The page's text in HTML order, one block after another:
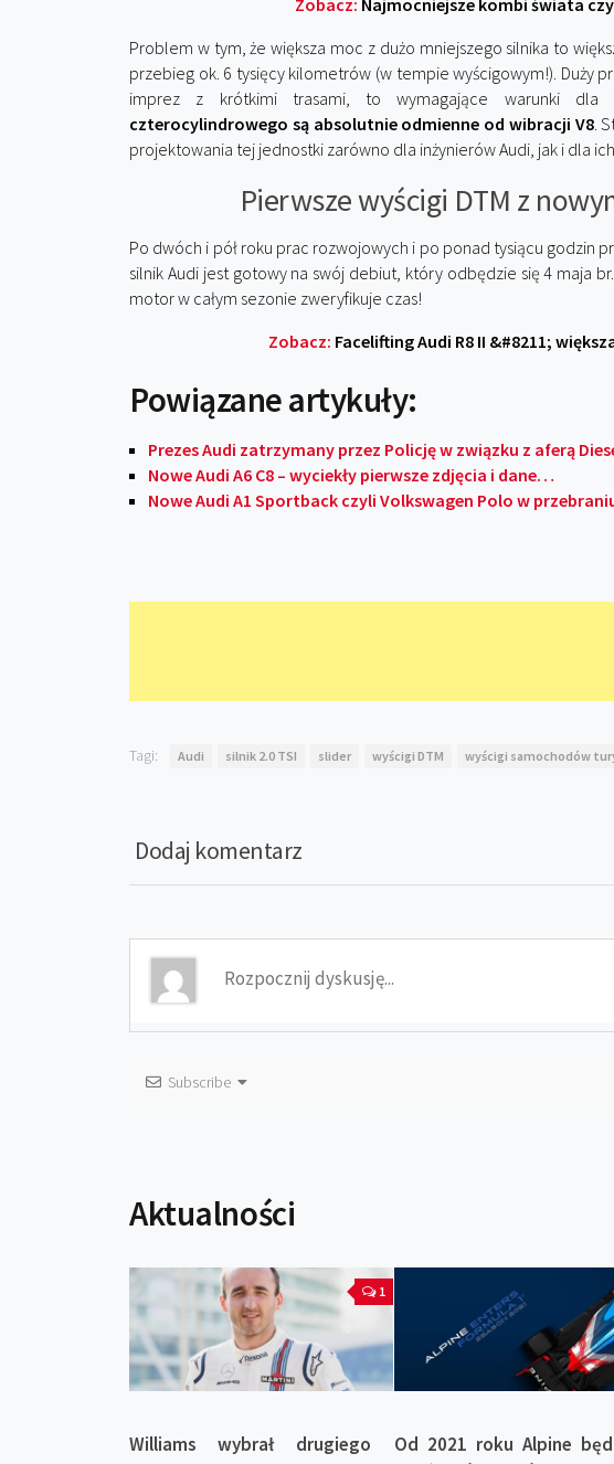
Zobacz: Najmocniejsze kombi świata
Problem w tym, że większa moc z dużo mniejszego silnika to
przebieg ok. 6 tysięcy kilometrów (w tempie wyścigowym!). Duży
imprez z krótkimi trasami, to wymagające warunki dla
czterocylindrowego są absolutnie odmienne od wibracji V8.
projektowania tej jednostki zarówno dla inżynierów Audi, jak i dla
Pierwsze wyścigi DTM z
Po dwóch i pół roku prac rozwojowych i po ponad tysiącu godzin
silnik Audi jest gotowy na swój debiut, który odbędzie się 4 maja
motor w całym sezonie zweryfikuje czas!
Zobacz: Facelifting Audi R8 II &#8211;
Powiązane artykuły:
Prezes Audi zatrzymany przez Policję w związku z aferą
Nowe Audi A6 C8 – wyciekły pierwsze zdjęcia i dane…
Nowe Audi A1 Sportback czyli Volkswagen Polo w
Tagi: Audi silnik 2.0 TSI slider wyścigi DTM wyścigi samochodów
Dodaj komentarz
Subscribe
Aktualności
1
Williams wybrał drugiego
Od 2021 roku Alpine